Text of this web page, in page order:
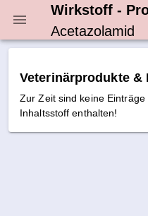
Wirkstoff -
Acetazolamid
Veterinärprodukte &
Zur Zeit sind keine
Inhaltsstoff enthalten!